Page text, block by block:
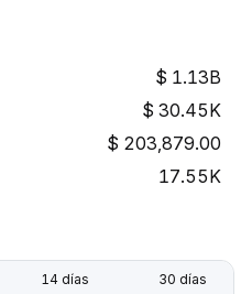
1.13B
30.45K
203,879.00
17.55K
14 días 30 días